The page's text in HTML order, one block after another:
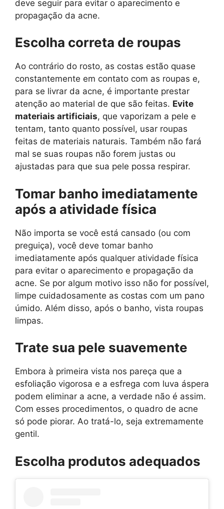
deve seguir para evitar o aparecimento e
propagação da acne.
Escolha correta de roupas
Ao contrário do rosto, as costas estão quase
constantemente em contato com as roupas e,
para se livrar da acne, é importante prestar
atenção ao material de que são feitas. Evite
materiais artificiais, que vaporizam a pele e
tentam, tanto quanto possível, usar roupas
feitas de materiais naturais. Também não fará
mal se suas roupas não forem justas ou
ajustadas para que sua pele possa respirar.
Tomar banho imediatamente
após a atividade física
Não importa se você está cansado (ou com
preguiça), você deve tomar banho
imediatamente após qualquer atividade física
para evitar o aparecimento e propagação da
acne. Se por algum motivo isso não for possível,
limpe cuidadosamente as costas com um pano
úmido. Além disso, após o banho, vista roupas
limpas.
Trate sua pele suavemente
Embora à primeira vista nos pareça que a
esfoliação vigorosa e a esfrega com luva áspera
podem eliminar a acne, a verdade não é assim.
Com esses procedimentos, o quadro de acne
só pode piorar. Ao tratá-lo, seja extremamente
gentil.
Escolha produtos adequados